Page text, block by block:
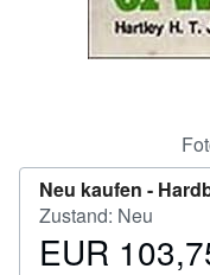
Neu kaufen -
Zustand: Neu
Preis
EUR